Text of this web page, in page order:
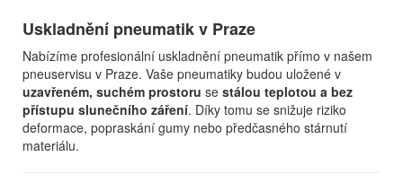
Uskladnění pneumatik v Praze
Nabízíme profesionální uskladnění pneumatik přímo v našem
pneuservisu v Praze. Vaše pneumatiky budou uložené v
uzavřeném, suchém prostoru se stálou teplotou a bez
přístupu slunečního záření. Díky tomu se snižuje riziko
deformace, popraskání gumy nebo předčasného stárnutí
materiálu.